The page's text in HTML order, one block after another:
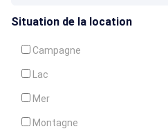
Crèche
Situation de la location
Campagne
Lac
Mer
Montagne